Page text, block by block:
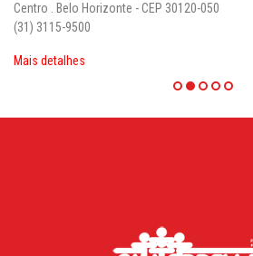
Centro . Belo Horizonte - CEP 30120-050
(31) 3115-9500
Mais detalhes